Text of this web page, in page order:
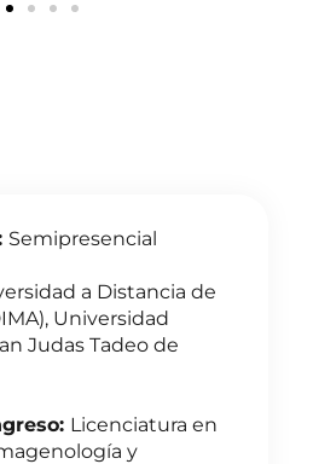
Semipresencial
a Distancia de
Universidad
Judas Tadeo de
Licenciatura en
y